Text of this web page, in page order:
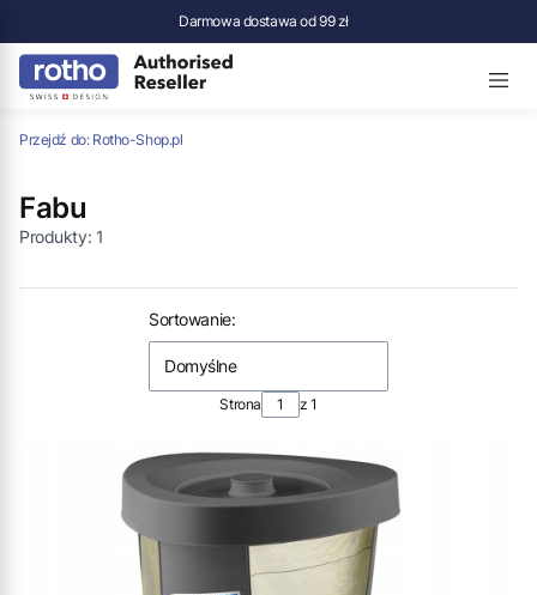
Darmowa dostawa od 99 zł
Przejdź do: Rotho-Shop.pl
Fabu
Produkty: 1
Lista produktów
Sortowanie:
Domyślne
Strona z 1